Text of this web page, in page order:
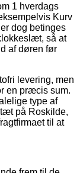
1 hverdags
Kurv
dog betinges
så at
af døren før
levering, men
en præcis sum.
type af
på Roskilde,
til at